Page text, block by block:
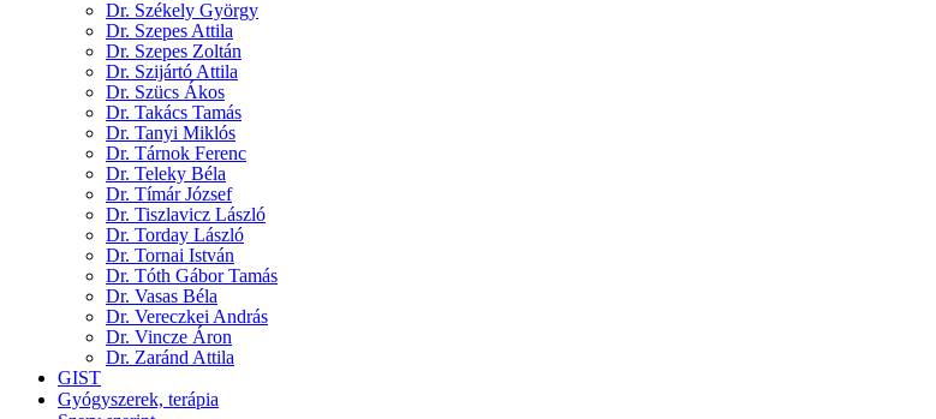
Dr. Székely György
Dr. Szepes Attila
Dr. Szepes Zoltán
Dr. Szijártó Attila
Dr. Szücs Ákos
Dr. Takács Tamás
Dr. Tanyi Miklós
Dr. Tárnok Ferenc
Dr. Teleky Béla
Dr. Tímár József
Dr. Tiszlavicz László
Dr. Torday László
Dr. Tornai István
Dr. Tóth Gábor Tamás
Dr. Vasas Béla
Dr. Vereczkei András
Dr. Vincze Áron
Dr. Zaránd Attila
GIST
Gyógyszerek, terápia